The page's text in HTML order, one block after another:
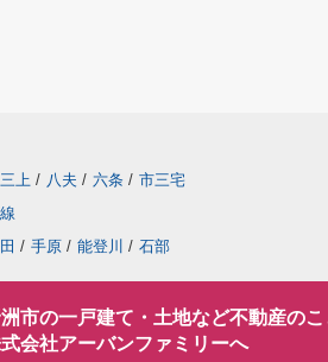
三上 / 八夫 / 六条 / 市三宅
/ 手原 / 能登川 / 石部
市の一戸建て・土地など不動産の
会社アーバンファミリーへ